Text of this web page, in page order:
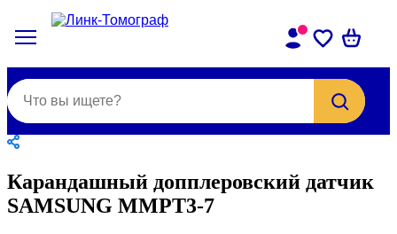
Карандашный допплеровский датчик
SAMSUNG MMPT3-7